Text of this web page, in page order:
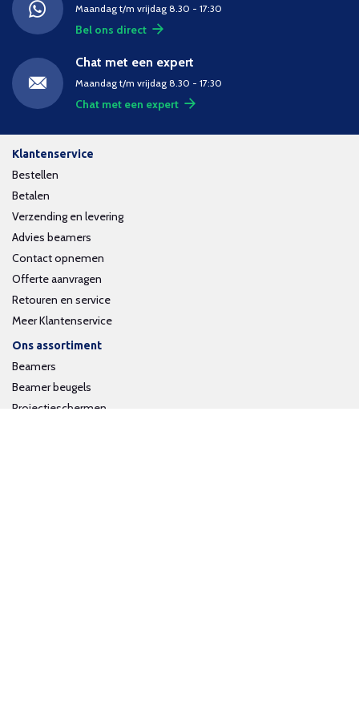
Maandag t/m vrijdag 8.30 - 17:30
Bel ons direct
Chat met een expert
Maandag t/m vrijdag 8.30 - 17:30
Chat met een expert
Klantenservice
Bestellen
Betalen
Verzending en levering
Advies beamers
Contact opnemen
Offerte aanvragen
Retouren en service
Meer Klantenservice
Ons assortiment
Beamers
Beamer beugels
Projectieschermen